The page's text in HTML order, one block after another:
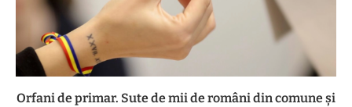
Orfani de primar. Sute de mii de români din comune și